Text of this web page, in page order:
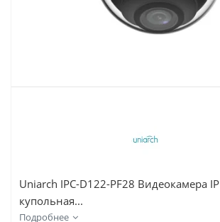
Uniarch IPC-D122-PF28 Видеокамера IP
купольная...
Подробнее